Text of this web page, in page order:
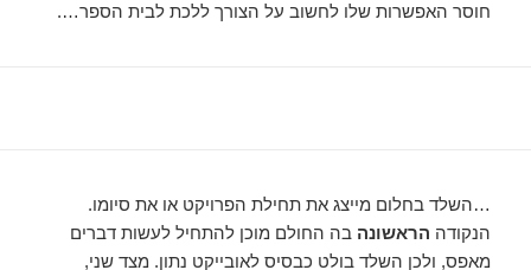
חוסר האפשרות שלו לחשוב על הצורך ללכת לבית הספר….
…השלד בחלום מייצג את תחילת הפרויקט או את סיומו.
הנקודה הראשונה בה החולם מוכן להתחיל לעשות דברים
מאפס, ולכן השלד בולט כבסיס לאובייקט נתון. מצד שני,